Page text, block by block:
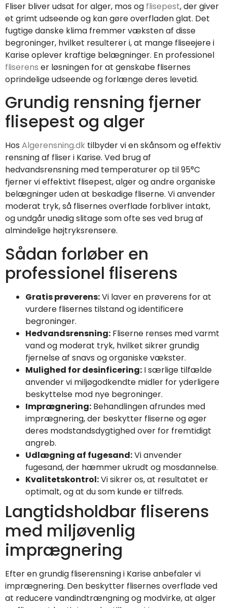
Fliser bliver udsat for alger, mos og flisepest, der giver
et grimt udseende og kan gøre overfladen glat. Det
fugtige danske klima fremmer væksten af disse
begroninger, hvilket resulterer i, at mange fliseejere i
Karise oplever kraftige belægninger. En professionel
fliserens er løsningen for at genskabe flisernes
oprindelige udseende og forlænge deres levetid.
Grundig rensning fjerner
flisepest og alger
Hos Algerensning.dk tilbyder vi en skånsom og effektiv
rensning af fliser i Karise. Ved brug af
hedvandsrensning med temperaturer op til 95°C
fjerner vi effektivt flisepest, alger og andre organiske
belægninger uden at beskadige fliserne. Vi anvender
moderat tryk, så flisernes overflade forbliver intakt,
og undgår unødig slitage som ofte ses ved brug af
almindelige højtryksrensere.
Sådan forløber en
professionel fliserens
Gratis prøverens:Vi laver en prøverens for at
vurdere flisernes tilstand og identificere
begroninger.
Hedvandsrensning: Fliserne renses med varmt
vand og moderat tryk, hvilket sikrer grundig
fjernelse af snavs og organiske vækster.
Mulighed for desinficering: I særlige tilfælde
anvender vi miljøgodkendte midler for yderligere
beskyttelse mod nye begroninger.
Imprægnering: Behandlingen afrundes med
imprægnering, der beskytter fliserne og øger
deres modstandsdygtighed over for fremtidigt
angreb.
Udlægning af fugesand:Vi anvender
fugesand, der hæmmer ukrudt og mosdannelse.
Kvalitetskontrol:Vi sikrer os, at resultatet er
optimalt, og at du som kunde er tilfreds.
Langtidsholdbar fliserens
med miljøvenlig
imprægnering
Efter en grundig fliserensning i Karise anbefaler vi
imprægnering. Den beskytter flisernes overflade ved
at reducere vandindtrængning og modvirke, at alger